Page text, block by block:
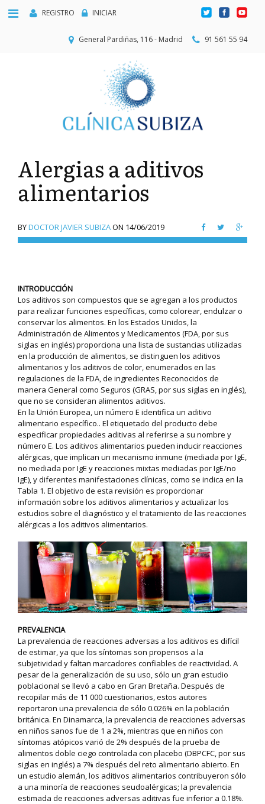
REGISTRO INICIAR
General Pardiñas, 116 - Madrid 91 561 55 94
Alergias a aditivos
alimentarios
BYDOCTOR JAVIER SUBIZAON 14/06/2019
INTRODUCCIÓN
Los aditivos son compuestos que se agregan a los productos
para realizar funciones específicas, como colorear, endulzar o
conservar los alimentos. En los Estados Unidos, la
Administración de Alimentos y Medicamentos (FDA, por sus
siglas en inglés) proporciona una lista de sustancias utilizadas
en la producción de alimentos, se distinguen los aditivos
alimentarios y los aditivos de color, enumerados en las
regulaciones de la FDA, de ingredientes Reconocidos de
manera General como Seguros (GRAS, por sus siglas en inglés),
que no se consideran alimentos aditivos.
En la Unión Europea, un número E identifica un aditivo
alimentario específico.. El etiquetado del producto debe
especificar propiedades aditivas al referirse a su nombre y
número E. Los aditivos alimentarios pueden inducir reacciones
alérgicas, que implican un mecanismo inmune (mediada por IgE,
no mediada por IgE y reacciones mixtas mediadas por IgE/no
IgE), y diferentes manifestaciones clínicas, como se indica en la
Tabla 1. El objetivo de esta revisión es proporcionar
información sobre los aditivos alimentarios y actualizar los
estudios sobre el diagnóstico y el tratamiento de las reacciones
alérgicas a los aditivos alimentarios.
PREVALENCIA
La prevalencia de reacciones adversas a los aditivos es difícil
de estimar, ya que los síntomas son propensos a la
subjetividad y faltan marcadores confiables de reactividad. A
pesar de la generalización de su uso, sólo un gran estudio
poblacional se llevó a cabo en Gran Bretaña. Después de
recopilar más de 11 000 cuestionarios, estos autores
reportaron una prevalencia de sólo 0.026% en la población
británica. En Dinamarca, la prevalencia de reacciones adversas
en niños sanos fue de 1 a 2%, mientras que en niños con
síntomas atópicos varió de 2% después de la prueba de
alimentos doble ciego controlada con placebo (DBPCFC, por sus
siglas en inglés) a 7% después del reto alimentario abierto. En
un estudio alemán, los aditivos alimentarios contribuyeron sólo
a una minoría de reacciones seudoalérgicas; la prevalencia
estimada de reacciones adversas aditivas fue inferior a 0.18%.